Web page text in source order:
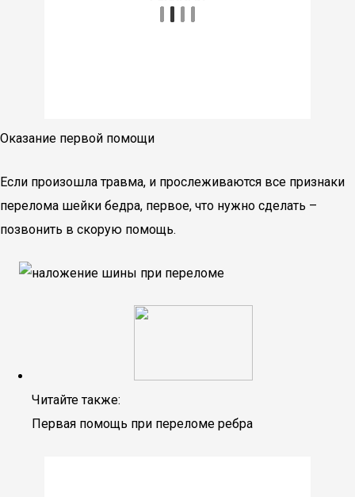
Оказание первой помощи
Если произошла травма, и прослеживаются все признаки
перелома шейки бедра, первое, что нужно сделать –
позвонить в скорую помощь.
Читайте также:
Первая помощь при переломе ребра